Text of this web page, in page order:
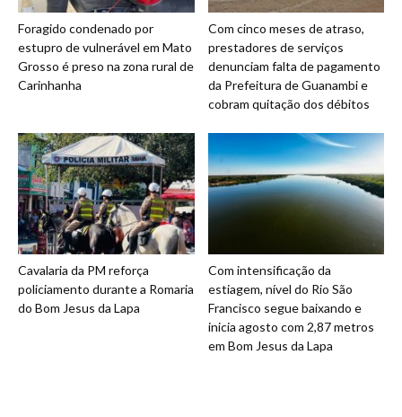
Foragido condenado por
estupro de vulnerável em Mato
Grosso é preso na zona rural de
Carinhanha
Com cinco meses de atraso,
prestadores de serviços
denunciam falta de pagamento
da Prefeitura de Guanambi e
cobram quitação dos débitos
Cavalaria da PM reforça
policiamento durante a Romaria
do Bom Jesus da Lapa
Com intensificação da
estiagem, nível do Rio São
Francisco segue baixando e
inicia agosto com 2,87 metros
em Bom Jesus da Lapa